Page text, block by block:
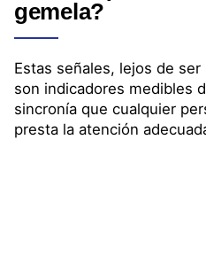
gemela?
Estas señales, lejos de
son indicadores medibles
sincronía que cualquier
presta la atención